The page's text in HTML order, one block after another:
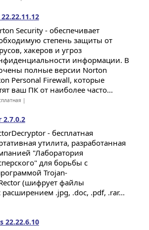
Security - обеспечивает
степень защиты от
хакеров и угроз
информации. В
полные версии Norton
Personal Firewall, которые
ваш ПК от наиболее часто...
|
2.7.0.2
- бесплатная
утилита, разработанная
"Лаборатория
для борьбы с
Trojan-
(шифрует файлы
расширением .jpg, .doc, .pdf, .rar...
22.22.6.10